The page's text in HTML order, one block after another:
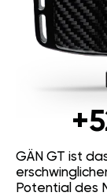
GÄN GT ist
Potential des